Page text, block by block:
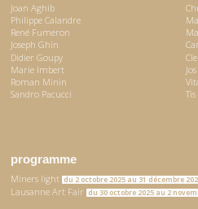
Joan Aghib
Philippe Calandre
René Fumeron
Joseph Ghin
Didier Goupy
Marie Imbert
Roman Minin
Sandro Pacucci
programme
Miners light du 2 octobre 2025 au 31 décembre
Lausanne Art Fair du 30 octobre 2025 au 2